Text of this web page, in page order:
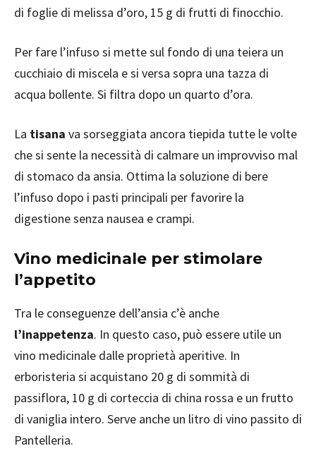
di foglie di melissa d’oro, 15 g di frutti di finocchio.
Per fare l’infuso si mette sul fondo di una teiera un
cucchiaio di miscela e si versa sopra una tazza di
acqua bollente. Si filtra dopo un quarto d’ora.
La tisana va sorseggiata ancora tiepida tutte le volte
che si sente la necessità di calmare un improvviso mal
di stomaco da ansia. Ottima la soluzione di bere
l’infuso dopo i pasti principali per favorire la
digestione senza nausea e crampi.
Vino medicinale per stimolare
l’appetito
Tra le conseguenze dell’ansia c’è anche
l’inappetenza. In questo caso, può essere utile un
vino medicinale dalle proprietà aperitive. In
erboristeria si acquistano 20 g di sommità di
passiflora, 10 g di corteccia di china rossa e un frutto
di vaniglia intero. Serve anche un litro di vino passito di
Pantelleria.